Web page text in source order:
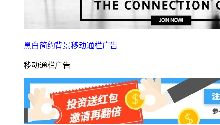
黑白简约背景移动通栏广告
移动通栏广告